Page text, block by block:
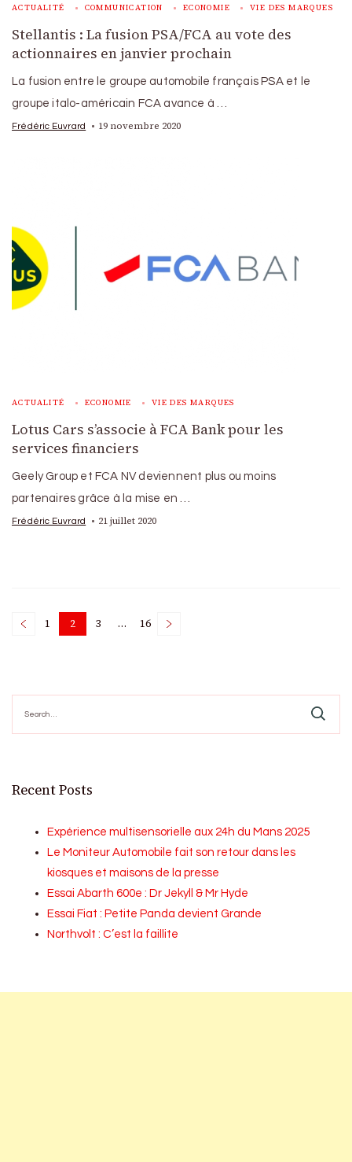
ACTUALITÉ COMMUNICATION ECONOMIE VIE DES MARQUES
Stellantis : La fusion PSA/FCA au vote des
actionnaires en janvier prochain
La fusion entre le groupe automobile français PSA et le
groupe italo-américain FCA avance à …
Frédéric Euvrard 19 novembre 2020
ACTUALITÉ ECONOMIE VIE DES MARQUES
Lotus Cars s’associe à FCA Bank pour les
services financiers
Geely Group et FCA NV deviennent plus ou moins
partenaires grâce à la mise en …
Frédéric Euvrard 21 juillet 2020
Posts
Page
1 Page
2 Page
3 … Page
16
for:
Recent Posts
Expérience multisensorielle aux 24h du Mans 2025
Le Moniteur Automobile fait son retour dans les
kiosques et maisons de la presse
Essai Abarth 600e : Dr Jekyll & Mr Hyde
Essai Fiat : Petite Panda devient Grande
Northvolt : C’est la faillite